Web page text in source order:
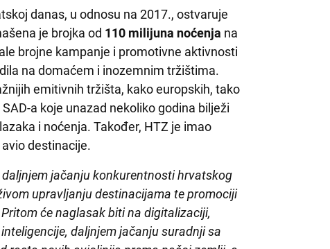
danas, u odnosu na 2017., ostvaruje
je brojka od 110 milijuna noćenja na
brojne kampanje i promotivne aktivnosti
na domaćem i inozemnim tržištima.
emitivnih tržišta, kako europskih, tako
a koje unazad nekoliko godina bilježi
i noćenja. Također, HTZ je imao
destinacije.
jačanju konkurentnosti hrvatskog
upravljanju destinacijama te promociji
će naglasak biti na digitalizaciji,
daljnjem jačanju suradnji sa